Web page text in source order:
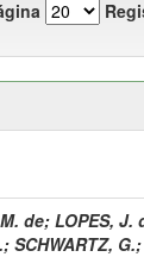
de; LOPES, J.
; SCHWARTZ, G.;